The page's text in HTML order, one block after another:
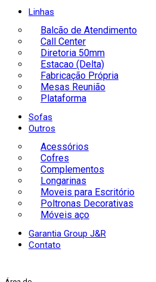
Linhas
Balcão de Atendimento
Call Center
Diretoria 50mm
Estacao (Delta)
Fabricação Própria
Mesas Reunião
Plataforma
Sofas
Outros
Acessórios
Cofres
Complementos
Longarinas
Moveis para Escritório
Poltronas Decorativas
Móveis aço
Garantia Group J&R
Contato